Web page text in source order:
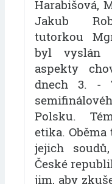
Harabišová,
Jakub
tutorkou
byl vyslán
aspekty
dnech 3. -
Polsku.
etika.
jejich
České
jim, aby